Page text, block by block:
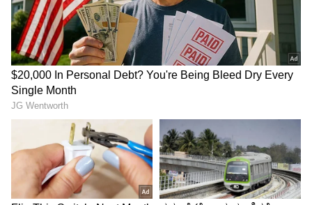
ಅನುಪಮ್ ಖೇರ್
'ಆರಂಭದಲ್ಲಿ ನಾನು ವಿಮಾನದಲ್ಲಿ ಪ್ರಯಾಣಿಸುವಾಗ ಭಯ
ಪಡುತ್ತಿದ್ದೆ. ಆದರೆ ಕೆಲಸದ ಕಾರಣ ನಾನು
ಪ್ರಯಾಣಿಸಬೇಕಾಯಿತು. ಹಾಗಾಗಿ ನೀಲಿ ಜೀನ್ಸ್ ಮತ್ತು ಬಿಳಿ
ಶರ್ಟ್‌ನಲ್ಲಿ ನಾನು ಶಾಂತವಾಗಿರಬಹುದು ಮತ್ತು ನನ್ನ
ಭಯವನ್ನು ನಿಯಂತ್ರಿಸಬಹುದು ಎಂದು ನಾನು ಅನುಭವಿಸಿದೆ.
ಹಾಗಾಗಿಯೇ ಕಳೆದ 29 ವರ್ಷಗಳಿಂದ ವಿಮಾನ ಹಾರಾಟದ
ವೇಳೆ ಕೇವಲ ಬಿಳಿ ಶರ್ಟ್ ಮತ್ತು ನೀಲಿ ಜೀನ್ಸ್ ಧರಿಸುತ್ತಿದ್ದೇನೆ’
ಎಂದು ಹೇಳಿದ್ದಾರೆ.